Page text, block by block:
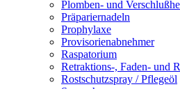
Plomben- und
Präpariernadeln
Prophylaxe
Provisorienabnehmer
Raspatorium
Retraktions-, Faden- und
Rostschutzspray / Pflegeöl